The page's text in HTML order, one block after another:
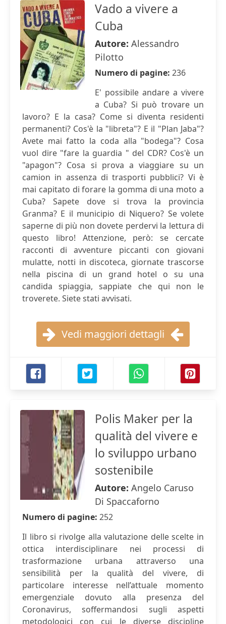
Vado a vivere a
Cuba
Autore: Alessandro
Pilotto
Numero di pagine: 236
E' possibile andare a vivere
a Cuba? Si può trovare un
lavoro? E la casa? Come si diventa residenti
permanenti? Cos'è la "libreta"? E il "Plan Jaba"?
Avete mai fatto la coda alla "bodega"? Cosa
vuol dire "fare la guardia " del CDR? Cos'è un
"apagon"? Cosa si prova a viaggiare su un
camion in assenza di trasporti pubblici? Vi è
mai capitato di forare la gomma di una moto a
Cuba? Sapete dove si trova la provincia
Granma? E il municipio di Niquero? Se volete
saperne di più non dovete perdervi la lettura di
questo libro! Attenzione, però: se cercate
racconti di avventure piccanti con giovani
mulatte, notti in discoteca, giornate trascorse
nella piscina di un grand hotel o su una
candida spiaggia, sappiate che qui non le
troverete. Siete stati avvisati.
Vedi maggiori dettagli
Polis Maker per la
qualità del vivere e
lo sviluppo urbano
sostenibile
Autore: Angelo Caruso
Di Spaccaforno
Numero di pagine: 252
Il libro si rivolge alla valutazione delle scelte in
ottica interdisciplinare nei processi di
trasformazione urbana attraverso una
sensibilità per la qualità del vivere, di
particolare interesse nell’attuale momento
emergenziale dovuto alla presenza del
Coronavirus, soffermandosi sugli aspetti
metodologici con cui le diverse discipline